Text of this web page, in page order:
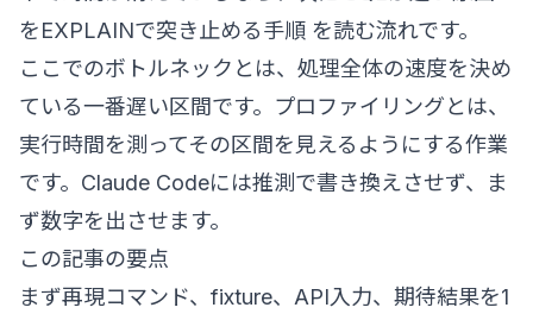
をEXPLAINで突き止める手順 を読む流れです。
ここでのボトルネックとは、処理全体の速度を決め
ている一番遅い区間です。プロファイリングとは、
実行時間を測ってその区間を見えるようにする作業
です。Claude Codeには推測で書き換えさせず、ま
ず数字を出させます。
この記事の要点
まず再現コマンド、fixture、API入力、期待結果を1